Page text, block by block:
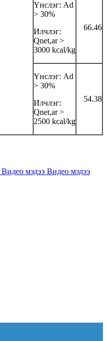
Үнслэг: Аd
> 30%
Илчлэг:
Qnet,ar >
3000 kcal/kg
66.46
Үнслэг: Аd
> 30%
Илчлэг:
Qnet,ar >
2500 kcal/kg
54.38
Видео мэдээ Видео мэдээ